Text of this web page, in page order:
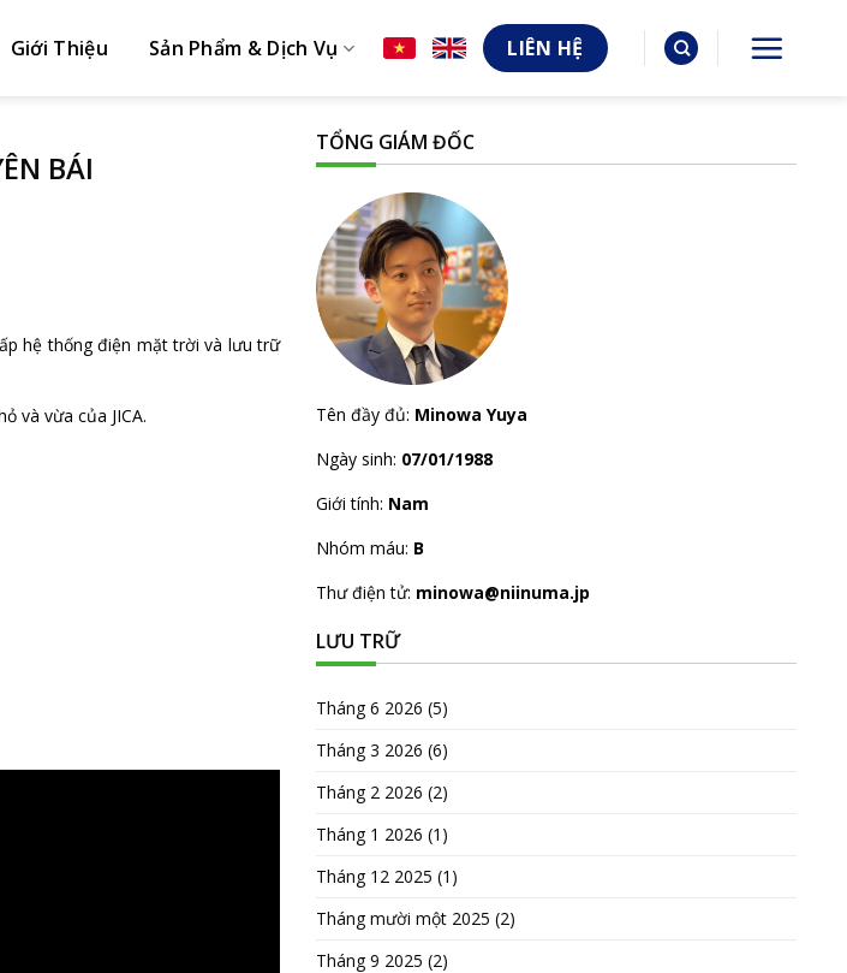
Giới Thiệu Sản Phẩm & Dịch Vụ LIÊN HỆ
BÁI
hệ thống điện mặt trời và lưu trữ
và vừa của JICA.
TỔNG GIÁM ĐỐC
Tên đầy đủ: Minowa Yuya
Ngày sinh: 07/01/1988
Giới tính: Nam
Nhóm máu: B
Thư điện tử: minowa@niinuma.jp
LƯU TRỮ
Tháng 6 2026 (5)
Tháng 3 2026 (6)
Tháng 2 2026 (2)
Tháng 1 2026 (1)
Tháng 12 2025 (1)
Tháng mười một 2025 (2)
Tháng 9 2025 (2)